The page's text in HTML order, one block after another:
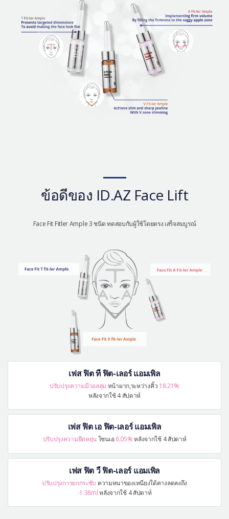
ข้อดีของ ID.AZ Face Lift
Face Fit Fitler Ample 3 ชนิด ทดสอบกับผู้ใช้โดยตรง เสร็จสมบูรณ์
เฟส ฟิต ที ฟิต-เลอร์ แอมเพิล
ปรับปรุงความมีวอลลุ่ม หน้าผาก,ระหว่างคิ้ว 18.21%
หลังจากใช้ 4 สัปดาห์
เฟส ฟิต เอ ฟิต-เลอร์ แอมเพิล
ปรับปรุงความยืดหยุ่นโซนเอ6.05%หลังจากใช้ 4 สัปดาห์
เฟส ฟิต วี ฟิต-เลอร์ แอมเพิล
ปรับปรุงการยกกระชับ ความหนาของเหนียงใต้คางลดลงถึง
-1.38mlหลังจากใช้ 4 สัปดาห์